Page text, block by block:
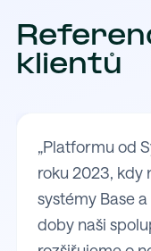
klientů
„Platformu od
roku 2023, kdy
systémy Base
doby naši